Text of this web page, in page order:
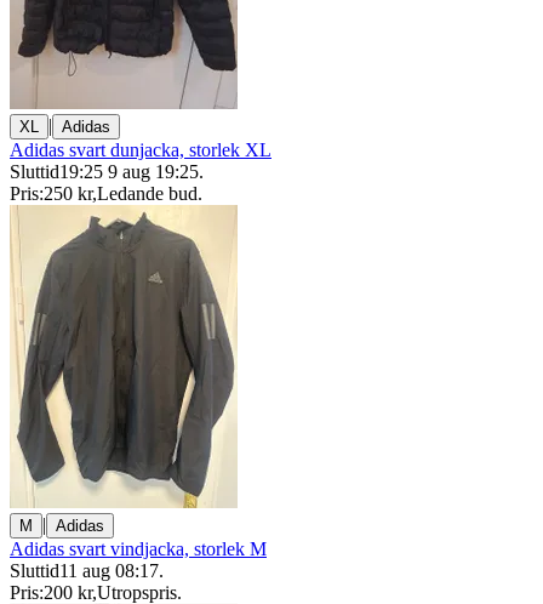
XL | Adidas
Adidas svart dunjacka, storlek XL
Sluttid19:25 9 aug 19:25.
Pris:250 kr,Ledande bud.
M | Adidas
Adidas svart vindjacka, storlek M
Sluttid11 aug 08:17.
Pris:200 kr,Utropspris.